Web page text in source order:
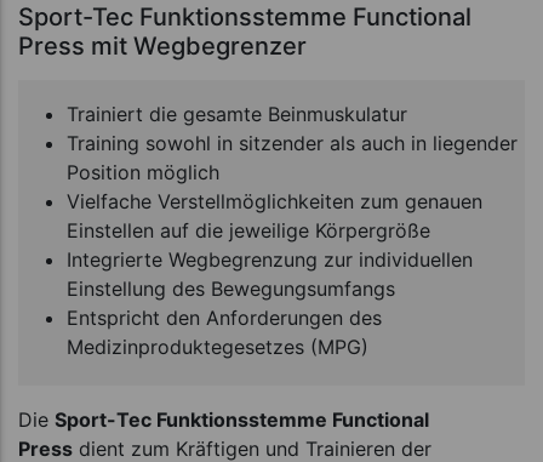
Sport-Tec Funktionsstemme Functional
Press mit Wegbegrenzer
Trainiert die gesamte Beinmuskulatur
Training sowohl in sitzender als auch in liegender
Position möglich
Vielfache Verstellmöglichkeiten zum genauen
Einstellen auf die jeweilige Körpergröße
Integrierte Wegbegrenzung zur individuellen
Einstellung des Bewegungsumfangs
Entspricht den Anforderungen des
Medizinproduktegesetzes (MPG)
Die Sport-Tec Funktionsstemme Functional
Press dient zum Kräftigen und Trainieren der